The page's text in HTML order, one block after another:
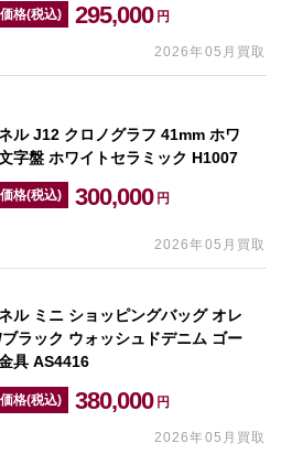
格(税込) 295,000 円
2026年05月買取
ル J12 クロノグラフ 41mm ホワ
字盤 ホワイトセラミック H1007
格(税込) 300,000 円
2026年05月買取
ル ミニ ショッピングバッグ オレ
ラック ウォッシュドデニム ゴー
具 AS4416
格(税込) 380,000 円
2026年05月買取